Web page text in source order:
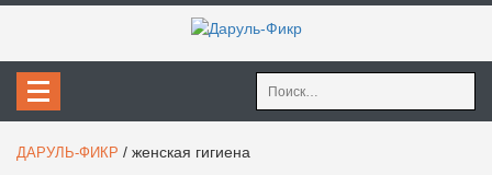
Найти:
ДАРУЛЬ-ФИКР / женская гигиена